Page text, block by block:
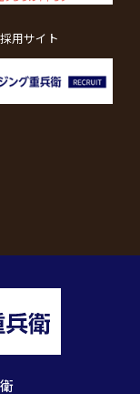
採用サイト